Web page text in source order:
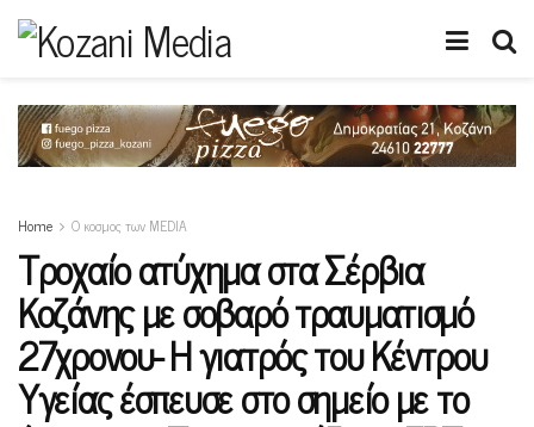
Home Ο κοσμος των MEDIA
Τροχαίο ατύχημα στα Σέρβια
Κοζάνης με σοβαρό τραυματισμό
27χρονου- Η γιατρός του Κέντρου
Υγείας έσπευσε στο σημείο με το